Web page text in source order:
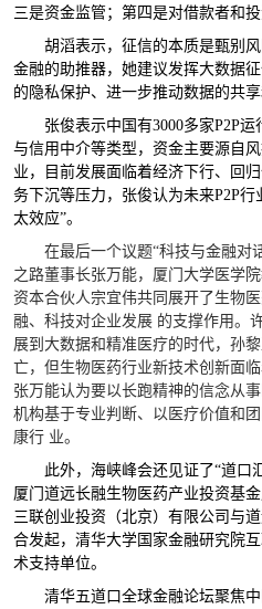
三是资金监管；第四是对借款者和投
胡滔表示，征信的本质是甄别
金融的助推器，她建议发挥大数据
的隐私保护、进一步推动数据的共享
张俊表示中国有3000多家P2P运
与信用中介等类型，资金主要源自
业，目前发展面临着经济下行、回
务下沉等压力，张俊认为未来P2P行
太效应”。
在最后一个议题“科技与金融对
之路董事长张万能，厦门大学医学
资本合伙人宗宜伟共同展开了生物
融、科技对企业发展 的支撑作用。
展到大数据和精准医疗的时代，孙
亡，但生物医药行业新技术创新面
张万能认为要以长跑精神的信念从
机构基于专业判断、以医疗价值和
康行 业。
此外，海峡峰会还见证了“道口
厦门道远长融生物医药产业投资基
三联创业投资（北京）有限公司与
合发起，清华大学国家金融研究院
术支持单位。
清华五道口全球金融论坛聚焦